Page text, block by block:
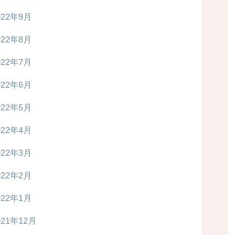
年9月
年8月
年7月
年6月
年5月
年4月
年3月
年2月
年1月
年12月